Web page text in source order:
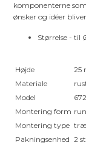
komponenterne
ønsker og idéer
Størrelse - til
Højde
25
Materiale
Model
Montering form
Montering type træ
Pakningsenhed 2